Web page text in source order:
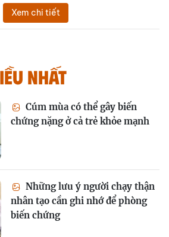
Xem chi tiết
nhất
Cúm mùa có thể gây biến
chứng nặng ở cả trẻ khỏe mạnh
Những lưu ý người chạy thận
nhân tạo cần ghi nhớ để phòng
biến chứng